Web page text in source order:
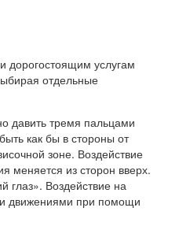
дорогостоящим услугам
отдельные
давить тремя пальцами
как бы в стороны от
зоне. Воздействие
меняется из сторон вверх.
глаз». Воздействие на
движениями при помощи